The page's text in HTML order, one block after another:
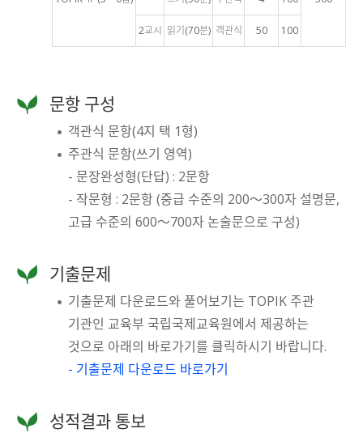
2교시 읽기(70분) 객관식 50 100
문항 구성
객관식 문항(4지 택 1형)
주관식 문항(쓰기 영역)
- 문장완성형(단답) : 2문항
- 작문형 : 2문항 (중급 수준의 200～300자 설명문,
고급 수준의 600～700자 논술문으로 구성)
기출문제
기출문제 다운로드와 풀어보기는 TOPIK 주관
기관인 교육부 국립국제교육원에서 제공하는
것으로 아래의 바로가기를 클릭하시기 바랍니다.
- 기출문제 다운로드 바로가기
성적결과 통보